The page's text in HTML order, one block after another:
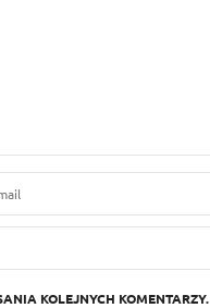
KOLEJNYCH KOMENTARZY.